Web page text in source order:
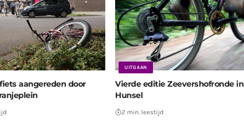
aangereden door
UITGAAN
Vierde editie Zeevershofronde in
Hunsel
2 min. leestijd